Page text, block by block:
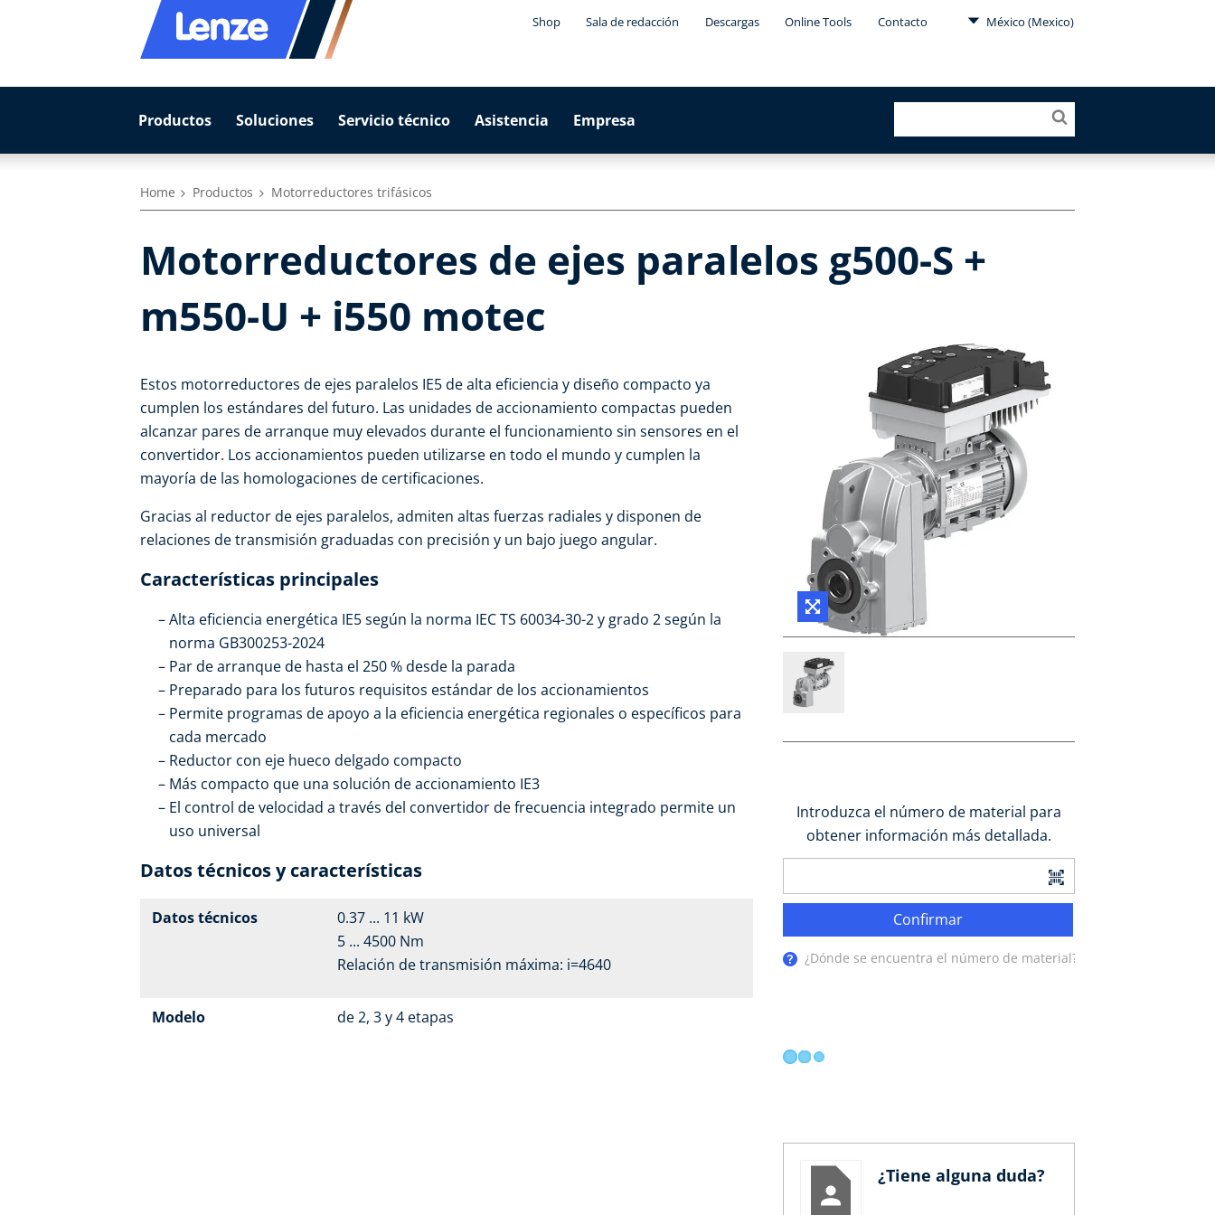
Shop Sala de redacción Descargas Online Tools Contacto México (Mexico)
Productos Soluciones Servicio técnico Asistencia Empresa
Home Productos Motorreductores trifásicos
Motorreductores de ejes paralelos g500-S +
m550-U + i550 motec
Estos motorreductores de ejes paralelos IE5 de alta eficiencia y diseño compacto ya
cumplen los estándares del futuro. Las unidades de accionamiento compactas pueden
alcanzar pares de arranque muy elevados durante el funcionamiento sin sensores en el
convertidor. Los accionamientos pueden utilizarse en todo el mundo y cumplen la
mayoría de las homologaciones de certificaciones.
Gracias al reductor de ejes paralelos, admiten altas fuerzas radiales y disponen de
relaciones de transmisión graduadas con precisión y un bajo juego angular.
Características principales
Alta eficiencia energética IE5 según la norma IEC TS 60034-30-2 y grado 2 según la
norma GB300253-2024
Par de arranque de hasta el 250 % desde la parada
Preparado para los futuros requisitos estándar de los accionamientos
Permite programas de apoyo a la eficiencia energética regionales o específicos para
cada mercado
Reductor con eje hueco delgado compacto
Más compacto que una solución de accionamiento IE3
El control de velocidad a través del convertidor de frecuencia integrado permite un
uso universal
Datos técnicos y características
Datos técnicos
0.37 ... 11 kW
5 ... 4500 Nm
Relación de transmisión máxima: i=4640
Modelo de 2, 3 y 4 etapas
Introduzca el número de material para
obtener información más detallada.
Confirmar
¿Dónde se encuentra el número de material?
¿Tiene alguna duda?